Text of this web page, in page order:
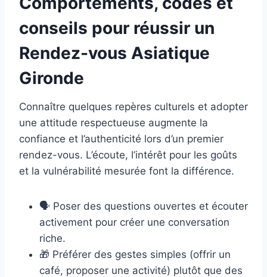
conseils pour réussir un
Rendez-vous Asiatique
Gironde
Connaître quelques repères culturels et adopter
une attitude respectueuse augmente la
confiance et l’authenticité lors d’un premier
rendez-vous. L’écoute, l’intérêt pour les goûts
et la vulnérabilité mesurée font la différence.
🗣️ Poser des questions ouvertes et écouter
activement pour créer une conversation
riche.
🎁 Préférer des gestes simples (offrir un
café, proposer une activité) plutôt que des